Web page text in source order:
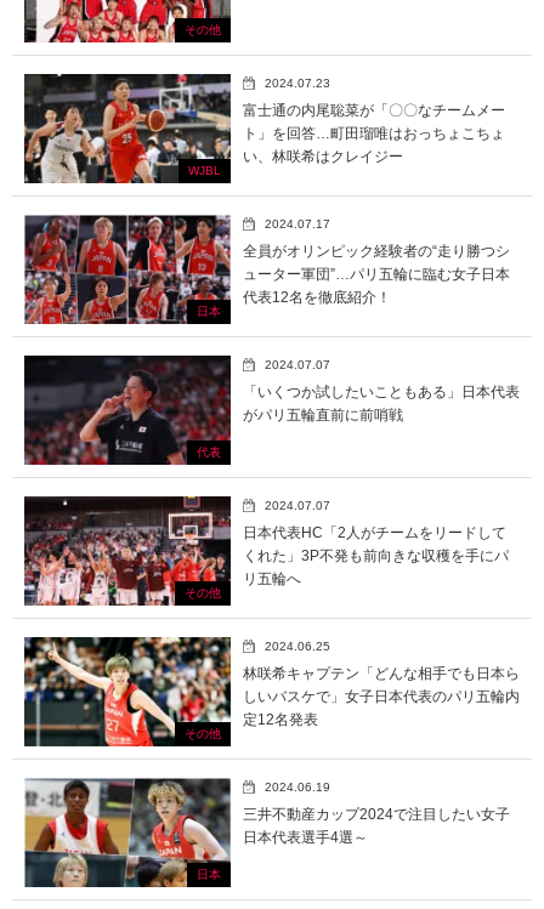
その他
WJBL
2024.07.23
富士通の内尾聡菜が「〇〇なチームメー
ト」を回答…町田瑠唯はおっちょこちょ
い、林咲希はクレイジー
日本
2024.07.17
全員がオリンピック経験者の“走り勝つシ
ューター軍団”…パリ五輪に臨む女子日本
代表12名を徹底紹介！
代表
2024.07.07
「いくつか試したいこともある」日本代表
がパリ五輪直前に前哨戦
その他
2024.07.07
日本代表HC「2人がチームをリードして
くれた」3P不発も前向きな収穫を手にパ
リ五輪へ
その他
2024.06.25
林咲希キャプテン「どんな相手でも日本ら
しいバスケで」女子日本代表のパリ五輪内
定12名発表
日本
2024.06.19
三井不動産カップ2024で注目したい女子
日本代表選手4選～